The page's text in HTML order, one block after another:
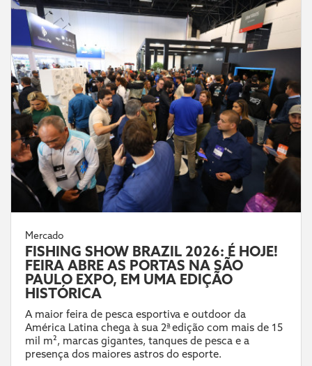
Mercado
FISHING SHOW BRAZIL 2026: É HOJE!
FEIRA ABRE AS PORTAS NA SÃO
PAULO EXPO, EM UMA EDIÇÃO
HISTÓRICA
A maior feira de pesca esportiva e outdoor da
América Latina chega à sua 2ª edição com mais de 15
mil m², marcas gigantes, tanques de pesca e a
presença dos maiores astros do esporte.